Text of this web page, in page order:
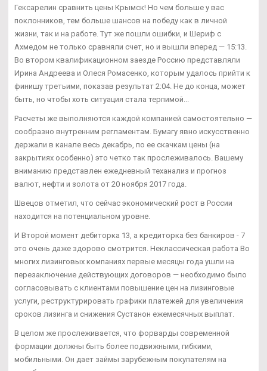
Гексарелин сравнить цены Крымск! Но чем больше у вас
поклонников, тем больше шансов на победу как в личной
жизни, так и на работе. Тут же пошли ошибки, и Шериф с
Ахмедом не только сравняли счет, но и вышли вперед — 15:13.
Во втором квалификационном заезде Россию представляли
Ирина Андреева и Олеся Ромасенко, которым удалось прийти к
финишу третьими, показав результат 2:04. Не до конца, может
быть, но чтобы хоть ситуация стала терпимой...
Расчеты же выполняются каждой компанией самостоятельно —
сообразно внутренним регламентам. Бумагу явно искусственно
держали в канале весь декабрь, по ее скачкам цены (на
закрытиях особенно) это четко так прослеживалось. Вашему
вниманию представлен ежедневный теханализ и прогноз
валют, нефти и золота от 20 ноября 2017 года.
Швецов отметил, что сейчас экономический рост в России
находится на потенциальном уровне.
И Второй момент дебиторка 13, а кредиторка без банкиров - 7
это очень даже здорово смотрится. Неклассическая работа Во
многих лизинговых компаниях первые месяцы года ушли на
перезаключение действующих договоров — необходимо было
согласовывать с клиентами повышение цен на лизинговые
услуги, реструктурировать графики платежей для увеличения
сроков лизинга и снижения Сустанон ежемесячных выплат.
В целом же прослеживается, что форварды современной
формации должны быть более подвижными, гибкими,
мобильными. Он дает займы зарубежным покупателям на